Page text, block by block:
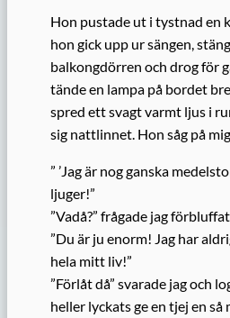
Hon pustade ut i tystnad en
hon gick upp ur sängen,
balkongdörren och drog för
tände en lampa på bordet
spred ett svagt varmt ljus i
sig nattlinnet. Hon såg på
” ’Jag är nog ganska
ljuger!”
”Vadå?” frågade jag
”Du är ju enorm! Jag har
hela mitt liv!”
”Förlåt då” svarade jag och
heller lyckats ge en tjej en så